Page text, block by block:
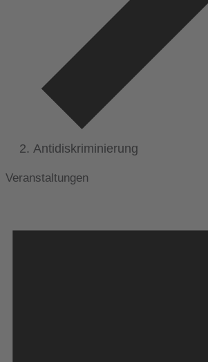
Antidiskriminierung
Veranstaltungen